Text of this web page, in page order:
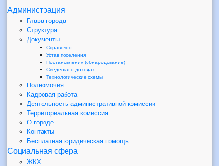
Администрация
Глава города
Структура
Документы
Справочно
Устав поселения
Постановления (обнародование)
Сведения о доходах
Технологические схемы
Полномочия
Кадровая работа
Деятельность административной комиссии
Территориальная комиссия
О городе
Контакты
Бесплатная юридическая помощь
Социальная сфера
ЖКХ